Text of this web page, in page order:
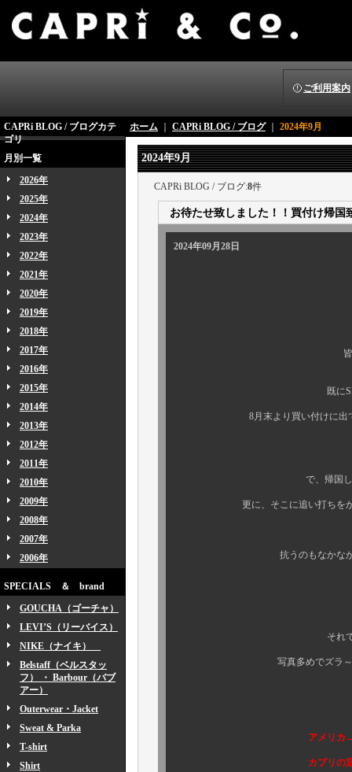
ご利用案内
CAPRi BLOG / ブログカテ
ゴリ
月別一覧
2026年
2025年
2024年
2023年
2022年
2021年
2020年
2019年
2018年
2017年
2016年
2015年
2014年
2013年
2012年
2011年
2010年
2009年
2008年
2007年
2006年
SPECIALS ＆ brand
GOUCHA（ゴーチャ）
LEVI’S（リーバイス）
NIKE（ナイキ）
Belstaff（ベルスタッ
フ） ・ Barbour（バブ
アー）
Outerwear・Jacket
Sweat & Parka
T-shirt
Shirt
ホーム CAPRi BLOG / ブログ｜ 2024年9月
2024年9月
CAPRi BLOG / ブログ:8件
お待たせ致しました！！買付け帰国
2024年09月28日
皆様方、こん
既にSNS等でもご
8月末より買い付けに出てまし
で、帰国しても尚、ま
更に、そこに追い打ちをかける
抗うのもなかなか厳しい年
それでは、いつ
写真多めでズラ～ッとダイ
アメリカ→イギリス→
カプリの定番買い付け